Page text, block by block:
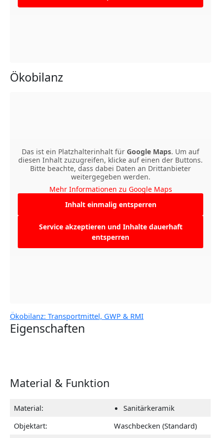
Ökobilanz
Das ist ein Platzhalterinhalt für Google Maps. Um auf
diesen Inhalt zuzugreifen, klicke auf einen der Buttons.
Bitte beachte, dass dabei Daten an Drittanbieter
weitergegeben werden.
Mehr Informationen zu Google Maps
Inhalt einmalig entsperren
Service akzeptieren und Inhalte dauerhaft
entsperren
Ökobilanz: Transportmittel, GWP & RMI
Eigenschaften
Material & Funktion
Material:
Sanitärkeramik
Objektart:
Waschbecken (Standard)